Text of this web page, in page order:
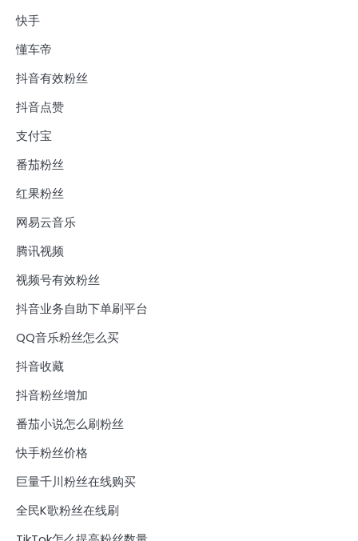
快手
懂车帝
抖音有效粉丝
抖音点赞
支付宝
番茄粉丝
红果粉丝
网易云音乐
腾讯视频
视频号有效粉丝
抖音业务自助下单刷平台
QQ音乐粉丝怎么买
抖音收藏
抖音粉丝增加
番茄小说怎么刷粉丝
快手粉丝价格
巨量千川粉丝在线购买
全民K歌粉丝在线刷